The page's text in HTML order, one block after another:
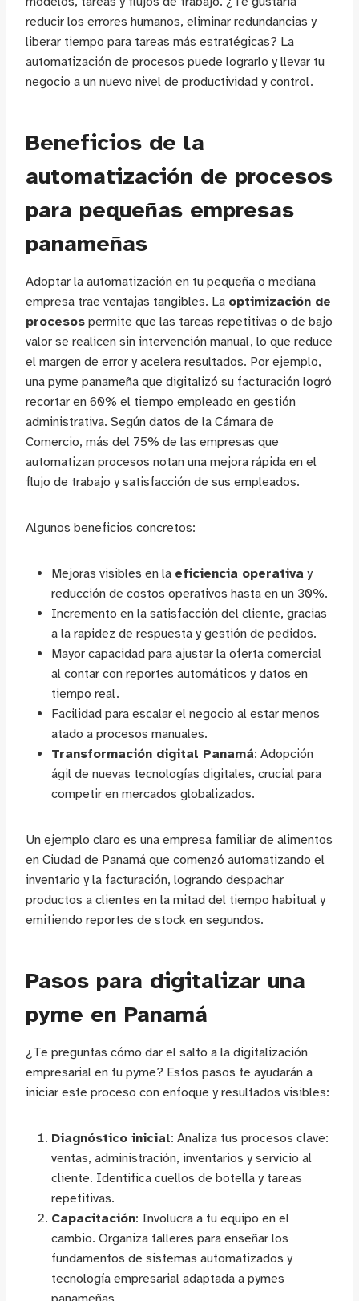
reducir los errores humanos, eliminar redundancias y
liberar tiempo para tareas más estratégicas? La
automatización de procesos puede lograrlo y llevar tu
negocio a un nuevo nivel de productividad y control.
Beneficios de la
automatización de procesos
para pequeñas empresas
panameñas
Adoptar la automatización en tu pequeña o mediana
empresa trae ventajas tangibles. La optimización de
procesos permite que las tareas repetitivas o de bajo
valor se realicen sin intervención manual, lo que reduce
el margen de error y acelera resultados. Por ejemplo,
una pyme panameña que digitalizó su facturación logró
recortar en 60% el tiempo empleado en gestión
administrativa. Según datos de la Cámara de
Comercio, más del 75% de las empresas que
automatizan procesos notan una mejora rápida en el
flujo de trabajo y satisfacción de sus empleados.
Algunos beneficios concretos:
Mejoras visibles en la eficiencia operativa y
reducción de costos operativos hasta en un 30%.
Incremento en la satisfacción del cliente, gracias
a la rapidez de respuesta y gestión de pedidos.
Mayor capacidad para ajustar la oferta comercial
al contar con reportes automáticos y datos en
tiempo real.
Facilidad para escalar el negocio al estar menos
atado a procesos manuales.
Transformación digital Panamá: Adopción
ágil de nuevas tecnologías digitales, crucial para
competir en mercados globalizados.
Un ejemplo claro es una empresa familiar de alimentos
en Ciudad de Panamá que comenzó automatizando el
inventario y la facturación, logrando despachar
productos a clientes en la mitad del tiempo habitual y
emitiendo reportes de stock en segundos.
Pasos para digitalizar una
pyme en Panamá
¿Te preguntas cómo dar el salto a la digitalización
empresarial en tu pyme? Estos pasos te ayudarán a
iniciar este proceso con enfoque y resultados visibles:
Diagnóstico inicial: Analiza tus procesos clave:
ventas, administración, inventarios y servicio al
cliente. Identifica cuellos de botella y tareas
repetitivas.
Capacitación: Involucra a tu equipo en el
cambio. Organiza talleres para enseñar los
fundamentos de sistemas automatizados y
tecnología empresarial adaptada a pymes